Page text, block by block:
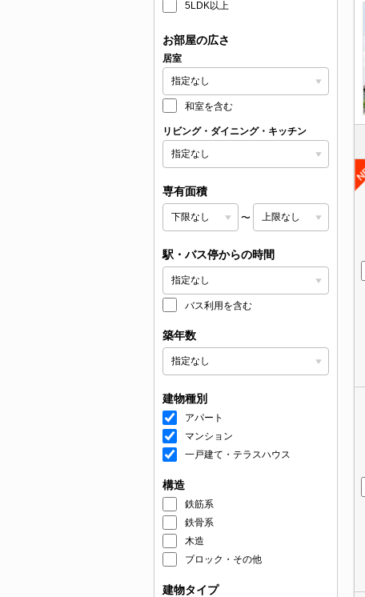
5LDK以上
お部屋の広さ
居室
和室を含む
リビング・ダイニング・キッチン
専有面積
〜
駅・バス停からの時間
バス利用を含む
築年数
建物種別
アパート
マンション
一戸建て・テラスハウス
構造
鉄筋系
鉄骨系
木造
ブロック・その他
建物タイプ